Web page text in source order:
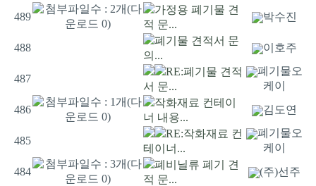
489
가정용 폐기물 견
적 문...
박수진
488
폐기물 견적서 문
의...
이호주
487
RE:폐기물 견적
서 문...
폐기물오
케이
486
작화재료 컨테이
너 내용...
김도연
485
RE:작화재료 컨
테이너...
폐기물오
케이
484
폐비닐류 폐기 견
적 문...
(주)선주